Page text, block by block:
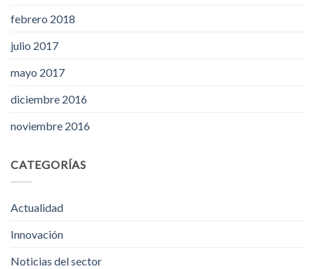
febrero 2018
julio 2017
mayo 2017
diciembre 2016
noviembre 2016
CATEGORÍAS
Actualidad
Innovación
Noticias del sector